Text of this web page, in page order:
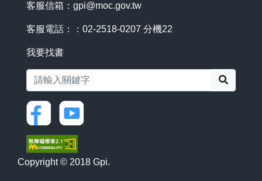
客服信箱： gpi@moc.gov.tw
客服電話：：02-2518-0207 分機22
我要找書
Copyright © 2018 Gpi.